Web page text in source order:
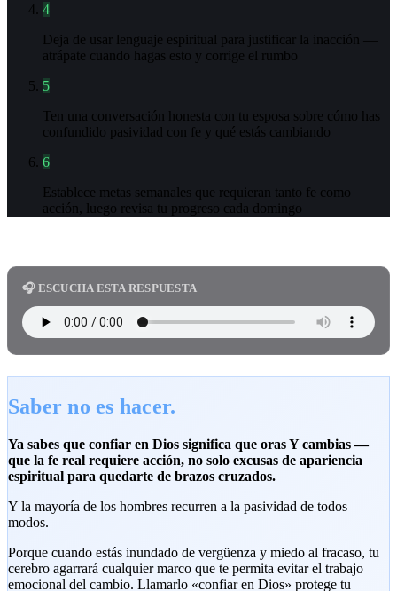
4
Deja de usar lenguaje espiritual para justificar la inacción —
atrápate cuando hagas esto y corrige el rumbo
5
Ten una conversación honesta con tu esposa sobre cómo has
confundido pasividad con fe y qué estás cambiando
6
Establece metas semanales que requieran tanto fe como
acción, luego revisa tu progreso cada domingo
🎧 ESCUCHA ESTA RESPUESTA
Saber no es hacer.
Ya sabes que confiar en Dios significa que oras Y cambias —
que la fe real requiere acción, no solo excusas de apariencia
espiritual para quedarte de brazos cruzados.
Y la mayoría de los hombres recurren a la pasividad de todos
modos.
Porque cuando estás inundado de vergüenza y miedo al fracaso, tu
cerebro agarrará cualquier marco que te permita evitar el trabajo
emocional del cambio. Llamarlo «confiar en Dios» protege tu